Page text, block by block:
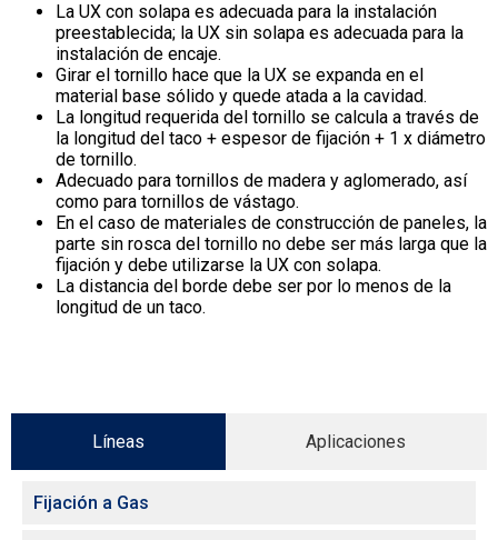
La UX con solapa es adecuada para la instalación
preestablecida; la UX sin solapa es adecuada para la
instalación de encaje.
Girar el tornillo hace que la UX se expanda en el
material base sólido y quede atada a la cavidad.
La longitud requerida del tornillo se calcula a través de
la longitud del taco + espesor de fijación + 1 x diámetro
de tornillo.
Adecuado para tornillos de madera y aglomerado, así
como para tornillos de vástago.
En el caso de materiales de construcción de paneles, la
parte sin rosca del tornillo no debe ser más larga que la
fijación y debe utilizarse la UX con solapa.
La distancia del borde debe ser por lo menos de la
longitud de un taco.
Líneas Aplicaciones
Fijación a Gas